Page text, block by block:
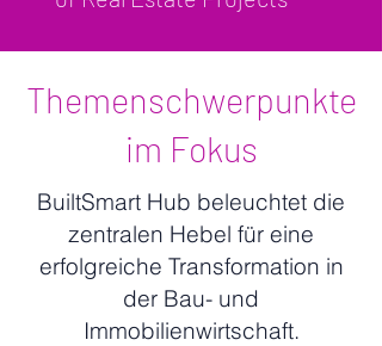
angewendet
strategisch
verankert
steigern.Ents
klassische
Workflows
Agenten den
größten
Mehrwert
warum
Themenschwerpunkte
im Fokus​​
BuiltSmart Hub beleuchtet die
zentralen Hebel für eine
erfolgreiche Transformation in
der Bau- und
Immobilienwirtschaft.